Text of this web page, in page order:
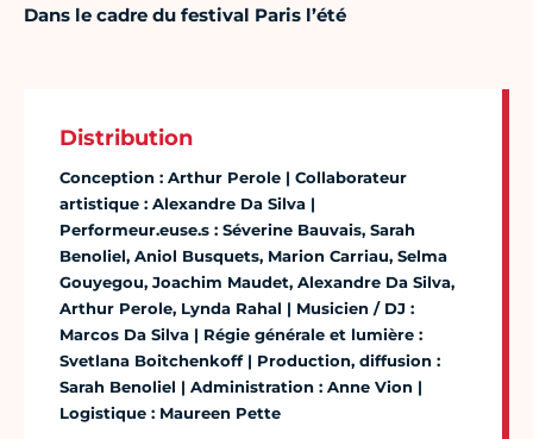
Dans le cadre du festival Paris l’été
Distribution
Conception : Arthur Perole | Collaborateur
artistique : Alexandre Da Silva |
Performeur.euse.s : Séverine Bauvais, Sarah
Benoliel, Aniol Busquets, Marion Carriau, Selma
Gouyegou, Joachim Maudet, Alexandre Da Silva,
Arthur Perole, Lynda Rahal | Musicien / DJ :
Marcos Da Silva | Régie générale et lumière :
Svetlana Boitchenkoff | Production, diffusion :
Sarah Benoliel | Administration : Anne Vion |
Logistique : Maureen Pette